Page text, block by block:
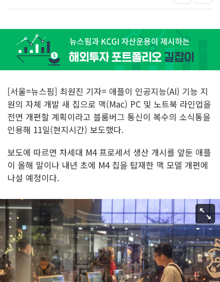
[서울=뉴스핌] 최원진 기자= 애플이 인공지능(AI) 기능 지
원의 자체 개발 새 칩으로 맥(Mac) PC 및 노트북 라인업을
전면 개편할 계획이라고 블룸버그 통신이 복수의 소식통을
인용해 11일(현지시간) 보도했다.
보도에 따르면 차세대 M4 프로세서 생산 개시를 앞둔 애플
이 올해 말이나 내년 초에 M4 칩을 탑재한 맥 모델 개편에
나설 예정이다.